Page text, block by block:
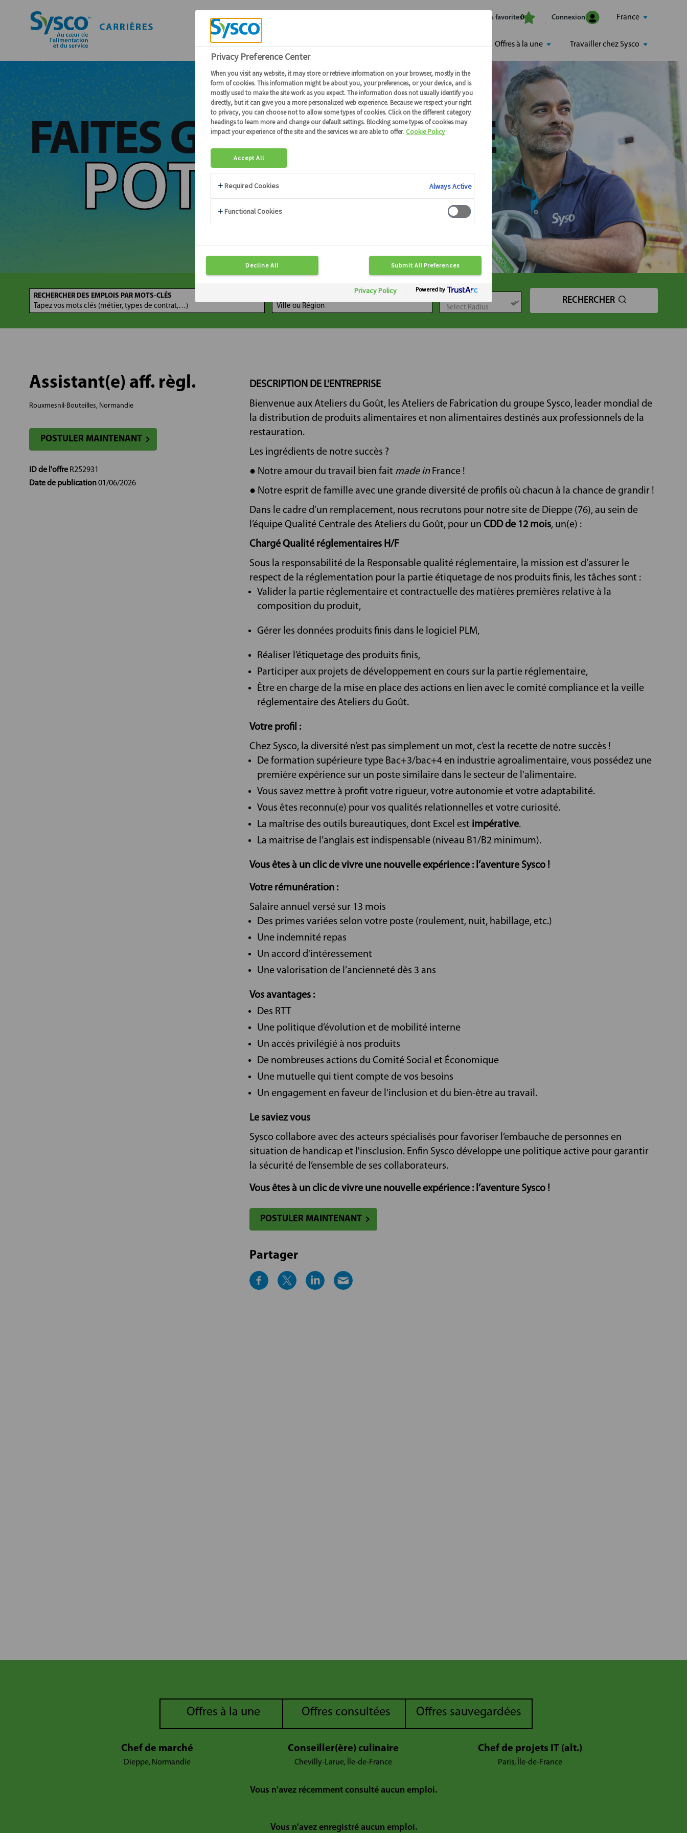
Mes offres favorites Connexion
0 France
Offres à la une Travailler chez Sysco
FAITES GRANDIR VOTRE
POTENTIEL
RECHERCHER DES EMPLOIS PAR MOTS-CLÉS RECHERCHER
Assistant(e) aff. règl.
Rouxmesnil-Bouteilles, Normandie
POSTULER MAINTENANT
ID de l'offre R252931
Date de publication01/06/2026
DESCRIPTION DE L'ENTREPRISE
Bienvenue aux Ateliers du Goût, les Ateliers de Fabrication du groupe Sysco, leader mondial de
la distribution de produits alimentaires et non alimentaires destinés aux professionnels de la
restauration.
Les ingrédients de notre succès ?
● Notre amour du travail bien fait made inFrance !
● Notre esprit de famille avec une grande diversité de profils où chacun à la chance de grandir !
Dans le cadre d’un remplacement, nous recrutons pour notre site de Dieppe (76), au sein de
l’équipe Qualité Centrale des Ateliers du Goût, pour un CDD de 12 mois, un(e) :
Chargé Qualité réglementaires H/F
Sous la responsabilité de la Responsable qualité réglementaire, la mission est d’assurer le
respect de la réglementation pour la partie étiquetage de nos produits finis, les tâches sont :
Valider la partie réglementaire et contractuelle des matières premières relative à la
composition du produit,
Gérer les données produits finis dans le logiciel PLM,
Réaliser l’étiquetage des produits finis,
Participer aux projets de développement en cours sur la partie réglementaire,
Être en charge de la mise en place des actions en lien avec le comité compliance et la veille
réglementaire des Ateliers du Goût.
Votre profil :
Chez Sysco, la diversité n’est pas simplement un mot, c’est la recette de notre succès !
De formation supérieure type Bac+3/bac+4 en industrie agroalimentaire, vous possédez une
première expérience sur un poste similaire dans le secteur de l'alimentaire.
Vous savez mettre à profit votre rigueur, votre autonomie et votre adaptabilité.
Vous êtes reconnu(e) pour vos qualités relationnelles et votre curiosité.
La maîtrise des outils bureautiques, dont Excel est impérative.
La maitrise de l’anglais est indispensable (niveau B1/B2 minimum).
Vous êtes à un clic de vivre une nouvelle expérience : l’aventure Sysco !
Votre rémunération :
Salaire annuel versé sur 13 mois
Des primes variées selon votre poste (roulement, nuit, habillage, etc.)
Une indemnité repas
Un accord d'intéressement
Une valorisation de l’ancienneté dès 3 ans
Vos avantages :
Des RTT
Une politique d’évolution et de mobilité interne
Un accès privilégié à nos produits
De nombreuses actions du Comité Social et Économique
Une mutuelle qui tient compte de vos besoins
Un engagement en faveur de l'inclusion et du bien-être au travail.
Le saviez vous
Sysco collabore avec des acteurs spécialisés pour favoriser l’embauche de personnes en
situation de handicap et l'insclusion. Enfin Sysco développe une politique active pour garantir
la sécurité de l’ensemble de ses collaborateurs.
Vous êtes à un clic de vivre une nouvelle expérience : l’aventure Sysco !
POSTULER MAINTENANT
Partager
Offres à la une Offres consultées Offres sauvegardées
Chef de marché
Dieppe, Normandie
Conseiller(ère) culinaire
Chevilly-Larue, Île-de-France
Chef de projets IT (alt.)
Paris, Île-de-France
Vous n'avez récemment consulté aucun emploi.
Vous n'avez enregistré aucun emploi.